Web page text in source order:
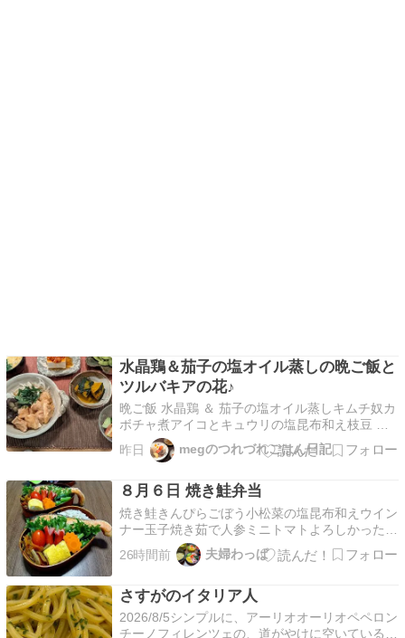
水晶鶏＆茄子の塩オイル蒸しの晩ご飯と
ツルバキアの花♪
晩ご飯 水晶鶏 ＆ 茄子の塩オイル蒸しキムチ奴カ
ボチャ煮アイコとキュウリの塩昆布和え枝豆 湯
あがり娘かきたま汁 ★水晶鶏 ＆ 茄子の塩オイル
蒸し一口大のそぎ切りしたむね肉に酒 砂糖 塩 片
蔵庫にいれておきましたつるつる・ぷるぷるし
た…
昨日 megのつれづれごはん日記
８月６日 焼き鮭弁当
焼き鮭きんぴらごぼう小松菜の塩昆布和えウイン
ナー玉子焼き茹で人参ミニトマトよろしかったら
↓クリック↓で応援お願いします。いつも励みにさ
せて頂いています┏○))ﾍﾟｺﾘにほんブログ村いつ
26時間前 夫婦わっぱ
さすがのイタリア人
2026/8/5シンプルに、アーリオオーリオペペロン
チーノフィレンツェの、道がやけに空いている。